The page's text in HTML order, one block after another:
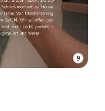
9